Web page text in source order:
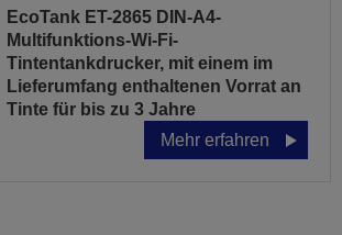
EcoTank ET-2865 DIN-A4-
Multifunktions-Wi-Fi-
Tintentankdrucker, mit einem im
Lieferumfang enthaltenen Vorrat an
Tinte für bis zu 3 Jahre
Mehr erfahren